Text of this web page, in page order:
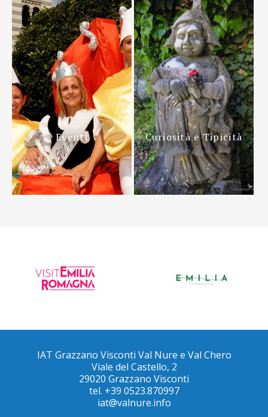
Eventi Curiosità e Tipicità
IAT Grazzano Visconti Val Nure e Val Chero
Viale del Castello, 2
29020 Grazzano Visconti
tel. +39 0523.870997
iat@valnure.info